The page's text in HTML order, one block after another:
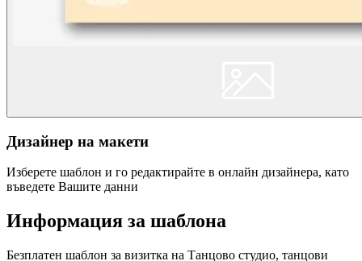
Дизайнер на макети
Изберете шаблон и го редактирайте в онлайн дизайнера, като
въведете Вашите данни
Информация за шаблона
Безплатен шаблон за визитка на Танцово студио, танцови